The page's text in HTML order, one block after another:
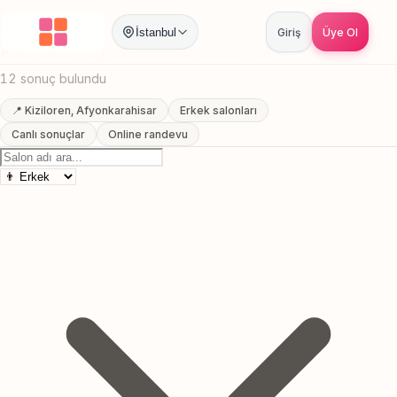
İstanbul Giriş Üye Ol
Anasayfa / Afyonkarahisar Kiziloren Sakal Trasi
Kiziloren, Afyonkarahisar Sakal Trasi
12 sonuç bulundu
📍 Kiziloren, Afyonkarahisar
Erkek salonları
Canlı sonuçlar
Online randevu